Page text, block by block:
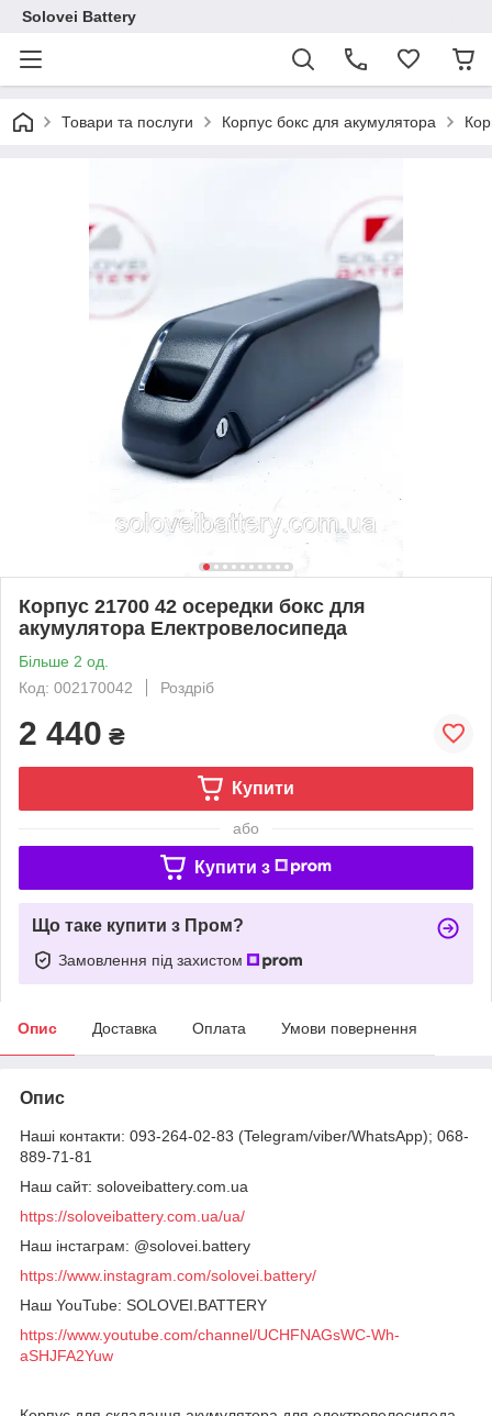
Solovei Battery
Товари та послуги Корпус бокс для акумулятора
Корпус 21700 42 осередки бокс для
акумулятора Електровелосипеда
Більше 2 од.
Код: 002170042
Роздріб
2 440 ₴
Купити
або
Купити з
Що таке купити з Пром?
Замовлення під захистом
Опис Доставка Оплата Умови повернення
Опис
Наші контакти: 093-264-02-83 (Telegram/viber/WhatsApp); 068-
889-71-81
Наш сайт: soloveibattery.com.ua
https://soloveibattery.com.ua/ua/
Наш інстаграм: @solovei.battery
https://www.instagram.com/solovei.battery/
Наш YouTube: SOLOVEI.BATTERY
https://www.youtube.com/channel/UCHFNAGsWC-Wh-
aSHJFA2Yuw